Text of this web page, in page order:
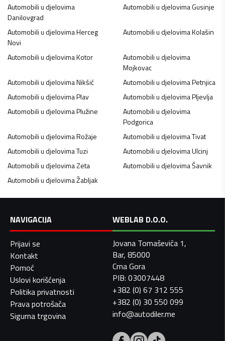
Automobili u djelovima
Danilovgrad
Automobili u djelovimaGusinje
Automobili u djelovimaHerceg
Novi
Automobili u djelovimaKolašin
Automobili u djelovimaKotor
Automobili u djelovima
Mojkovac
Automobili u djelovimaNikšić Automobili u djelovimaPetnjica
Automobili u djelovimaPlav Automobili u djelovimaPljevlja
Automobili u djelovimaPlužine
Automobili u djelovima
Podgorica
Automobili u djelovimaRožaje Automobili u djelovimaTivat
Automobili u djelovimaTuzi Automobili u djelovimaUlcinj
Automobili u djelovimaZeta Automobili u djelovimaŠavnik
Automobili u djelovimaŽabljak
NAVIGACIJA
Prijavi se
Kontakt
Pomoć
Uslovi korišćenja
Politika privatnosti
Prava potrošača
Sigurna trgovina
WEBLAB D.O.O.
Jovana Tomaševića 1,
Bar, 85000
Crna Gora
PIB: 03007448
+382 (0) 67 312 555
+382 (0) 30 550 099
info@autodiler.me